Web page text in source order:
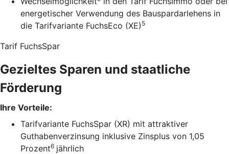
energetischer Verwendung des Bauspardarlehens in
die Tarifvariante FuchsEco (XE) 5
Tarif FuchsSpar
Gezieltes Sparen und staatliche
Förderung
Ihre Vorteile:
Tarifvariante FuchsSpar (XR) mit attraktiver
Guthabenverzinsung inklusive Zinsplus von 1,05
Prozent6 jährlich